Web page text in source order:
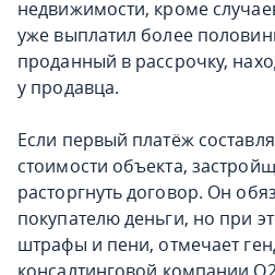
недвижимости, кроме
уже выплатил более
проданный в рассрочку,
у продавца.
Если первый платёж
стоимости объекта,
расторгнуть договор. Он
покупателю деньги, но при
штрафы и пени, отмечает